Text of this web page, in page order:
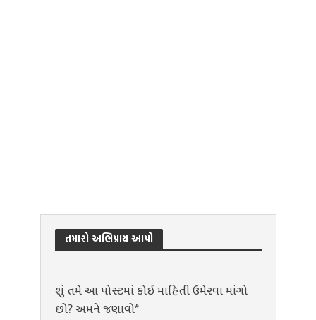
તમારો અભિપ્રાય આપો
શું તમે આ પોસ્ટમાં કોઈ માહિતી ઉમેરવા માંગો
છો? અમને જણાવો*